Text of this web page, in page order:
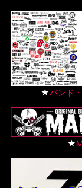
★バンド
★